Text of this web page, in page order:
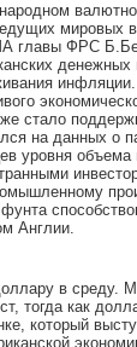
мировых
главы ФРС
стало
на данных о
уровня объема
фунта
Англии.
в среду.
тогда как
который